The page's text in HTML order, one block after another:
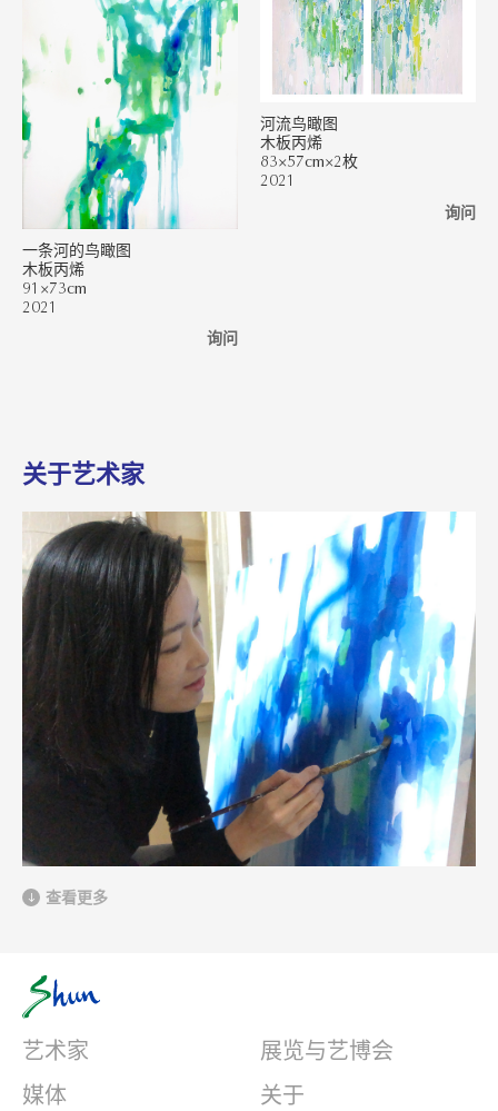
一条河的鸟瞰图
木板丙烯
91×73cm
2021
询问
河流鸟瞰图
木板丙烯
83×57cm×2枚
2021
询问
关于艺术家
查看更多
艺术家
展览与艺博会
媒体
关于